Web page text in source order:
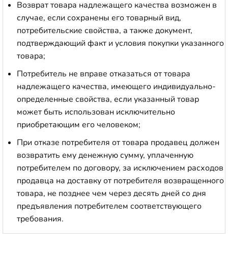
Возврат товара надлежащего качества возможен в
случае, если сохранены его товарный вид,
потребительские свойства, а также документ,
подтверждающий факт и условия покупки указанного
товара;
Потребитель не вправе отказаться от товара
надлежащего качества, имеющего индивидуально-
определенные свойства, если указанный товар
может быть использован исключительно
приобретающим его человеком;
При отказе потребителя от товара продавец должен
возвратить ему денежную сумму, уплаченную
потребителем по договору, за исключением расходов
продавца на доставку от потребителя возвращенного
товара, не позднее чем через десять дней со дня
предъявления потребителем соответствующего
требования.